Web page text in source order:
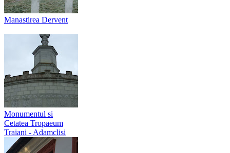
Manastirea Dervent
Monumentul si
Cetatea Tropaeum
Traiani - Adamclisi